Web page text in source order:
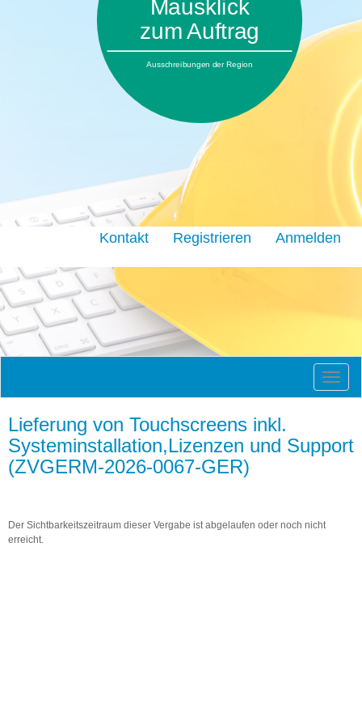
Mausklick
zum Auftrag
Ausschreibungen der Region
Kontakt Registrieren Anmelden
Lieferung von Touchscreens inkl.
Systeminstallation,Lizenzen und Support
(ZVGERM-2026-0067-GER)
Der Sichtbarkeitszeitraum dieser Vergabe ist abgelaufen oder noch nicht
erreicht.